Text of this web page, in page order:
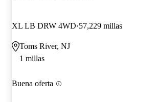
XL LB DRW 4WD 57,229 millas
Toms River, NJ
1 millas
Buena oferta